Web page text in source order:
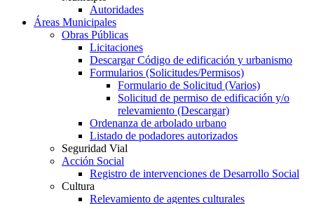
Autoridades
Áreas Municipales
Obras Públicas
Licitaciones
Descargar Código de edificación y urbanismo
Formularios (Solicitudes/Permisos)
Formulario de Solicitud (Varios)
Solicitud de permiso de edificación y/o
relevamiento (Descargar)
Ordenanza de arbolado urbano
Listado de podadores autorizados
Seguridad Vial
Acción Social
Registro de intervenciones de Desarrollo Social
Cultura
Relevamiento de agentes culturales